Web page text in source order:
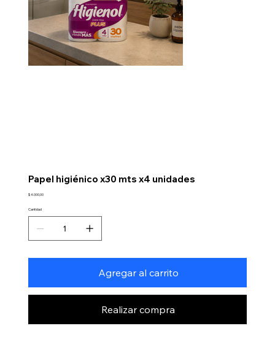
Papel higiénico x30 mts x4 unidades
Precio
$ 4.000,00
Cantidad
Agregar al carrito
Realizar compra